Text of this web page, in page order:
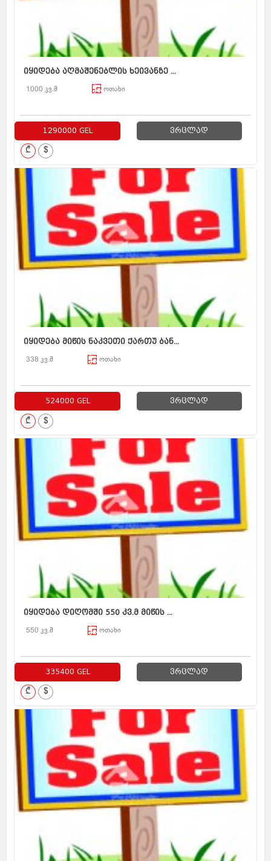
იყიდება აღმაშენებლის ხეივანზე ...
1000 კვ.მ ოთახი
1290000 GEL ვრცლად
₾ $
იყიდება მიწის ნაკვეთი ქართუ ბან...
338 კვ.მ ოთახი
524000 GEL ვრცლად
₾ $
იყიდება დიღომში 550 კვ.მ მიწის ...
550 კვ.მ ოთახი
335400 GEL ვრცლად
₾ $